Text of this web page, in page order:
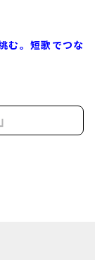
む。短歌でつな